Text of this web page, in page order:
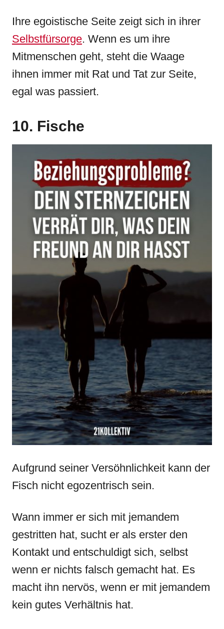
Ihre egoistische Seite zeigt sich in ihrer
Selbstfürsorge. Wenn es um ihre
Mitmenschen geht, steht die Waage
ihnen immer mit Rat und Tat zur Seite,
egal was passiert.
10. Fische
Aufgrund seiner Versöhnlichkeit kann der
Fisch nicht egozentrisch sein.
Wann immer er sich mit jemandem
gestritten hat, sucht er als erster den
Kontakt und entschuldigt sich, selbst
wenn er nichts falsch gemacht hat. Es
macht ihn nervös, wenn er mit jemandem
kein gutes Verhältnis hat.